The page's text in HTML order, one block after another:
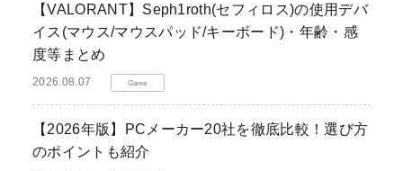
【VALORANT】Seph1roth(セフィロス)の使用デバ
イス(マウス/マウスパッド/キーボード)・年齢・感
度等まとめ
2026.08.07 Game
【2026年版】PCメーカー20社を徹底比較！選び方
のポイントも紹介